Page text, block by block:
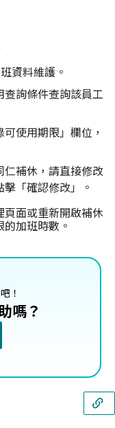
資料維護。
詢條件查詢該員工
使用期限」欄位，
補休，請直接修改
擊「確認修改」。
面或重新開啟補休
加班時數。
！
嗎？